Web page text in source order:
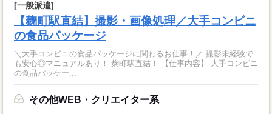
[一般派遣]
【麹町駅直結】撮影・画像処理／大手コンビニ
の食品パッケージ
＼大手コンビニの食品パッケージに関わるお仕事！／ 撮影未経験で
も安心◎マニュアルあり！ 麹町駅直結！ 【仕事内容】 大手コンビニ
の食品パッケー...
その他WEB・クリエイター系